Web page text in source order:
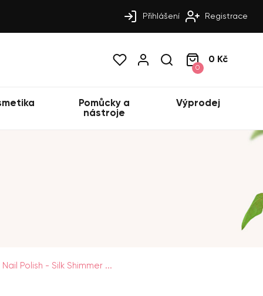
Přihlášení Registrace
0
0 Kč
Pomůcky a
nástroje
Výprodej
Polish - Silk Shimmer ...